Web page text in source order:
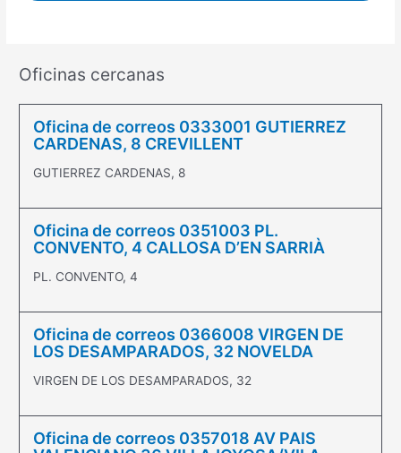
Oficinas cercanas
Oficina de correos 0333001 GUTIERREZ
CARDENAS, 8 CREVILLENT
GUTIERREZ CARDENAS, 8
Oficina de correos 0351003 PL.
CONVENTO, 4 CALLOSA D’EN SARRIÀ
PL. CONVENTO, 4
Oficina de correos 0366008 VIRGEN DE
LOS DESAMPARADOS, 32 NOVELDA
VIRGEN DE LOS DESAMPARADOS, 32
Oficina de correos 0357018 AV PAIS